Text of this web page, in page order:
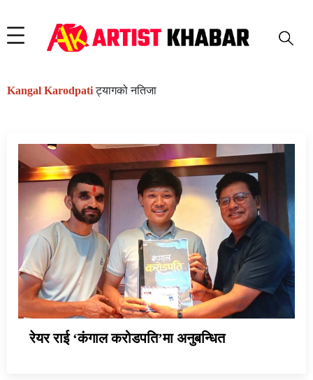
Kangal Karodpatiट्यागको नतिजा
रेयर राई ‘कंगाल करोडपति’मा अनुबन्धित